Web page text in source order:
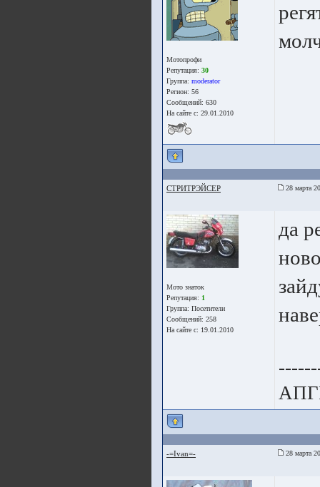
Мотопрофи
Репутация: 30
Группа: moderator
Регион: 56
Сообщений: 630
На сайте с: 29.01.2010
СТРИТРЭЙСЕР 28 марта
Мото знаток
Репутация: 1
Группа: Посетители
Сообщений: 258
На сайте с: 19.01.2010
да
-=Ivan=- 28 марта